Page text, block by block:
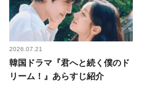
2026.07.21
韓国ドラマ『君へと続く僕のド
リーム！』あらすじ紹介